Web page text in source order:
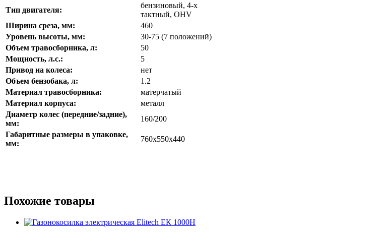
Тип двигателя:
бензиновый, 4-x
тактный, OHV
Ширина среза, мм:
460
Уровень высоты, мм:
30-75 (7 положений)
Объем травосборника, л:
50
Мощность, л.с.:
5
Привод на колеса:
нет
Объем бензобака, л:
1.2
Материал травосборника:
матерчатый
Материал корпуса:
металл
Диаметр колес (передние/задние),
мм:
160/200
Габаритные размеры в упаковке,
мм:
760x550x440
Похожие товары